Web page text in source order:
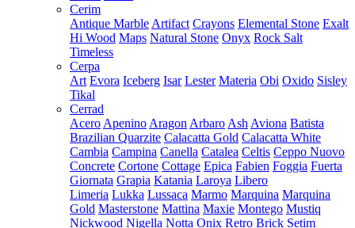
Cerim
Antique Marble Artifact Crayons Elemental Stone Exalt
Hi Wood Maps Natural Stone Onyx Rock Salt
Timeless
Cerpa
Art Evora Iceberg Isar Lester Materia Obi Oxido Sisley
Tikal
Cerrad
Acero Apenino Aragon Arbaro Ash Aviona Batista
Brazilian Quarzite Calacatta Gold Calacatta White
Cambia Campina Canella Catalea Celtis Ceppo Nuovo
Concrete Cortone Cottage Epica Fabien Foggia Fuerta
Giornata Grapia Katania Laroya Libero
Limeria Lukka Lussaca Marmo Marquina Marquina
Gold Masterstone Mattina Maxie Montego Mustiq
Nickwood Nigella Notta Onix Retro Brick Setim